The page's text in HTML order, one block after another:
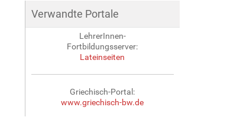
Verwandte Portale
LehrerInnen-
Fortbildungsserver:
Lateinseiten
Griechisch-Portal:
www.griechisch-bw.de